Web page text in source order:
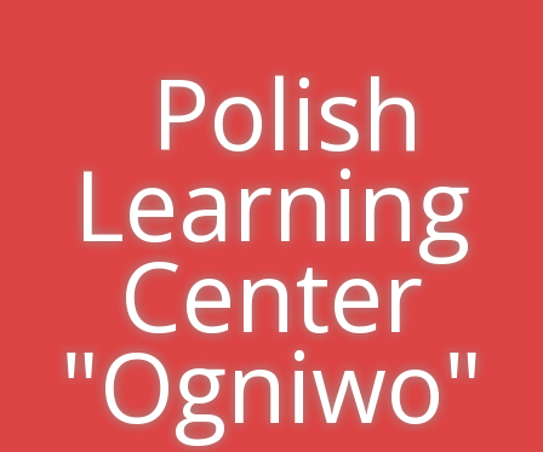
Polish
Learning
Center
"Ogniwo"